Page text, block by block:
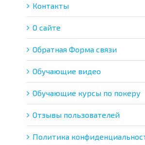
Контакты
О сайте
Обратная Форма связи
Обучающие видео
Обучающие курсы по покеру
Отзывы пользователей
Политика